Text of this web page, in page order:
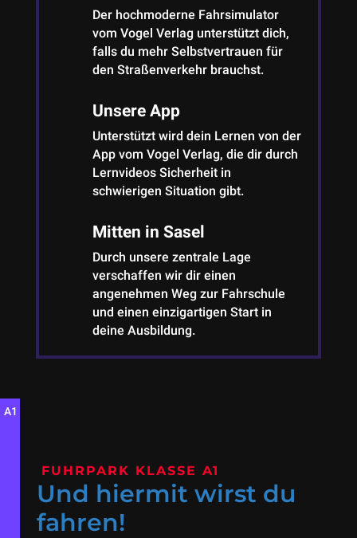
Der hochmoderne Fahrsimulator
vom Vogel Verlag unterstützt dich,
falls du mehr Selbstvertrauen für
den Straßenverkehr brauchst.
Unsere App
Unterstützt wird dein Lernen von der
App vom Vogel Verlag, die dir durch
Lernvideos Sicherheit in
schwierigen Situation gibt.
Mitten in Sasel
Durch unsere zentrale Lage
verschaffen wir dir einen
angenehmen Weg zur Fahrschule
und einen einzigartigen Start in
deine Ausbildung.
FUHRPARK KLASSE A1
Und hiermit wirst du
fahren!